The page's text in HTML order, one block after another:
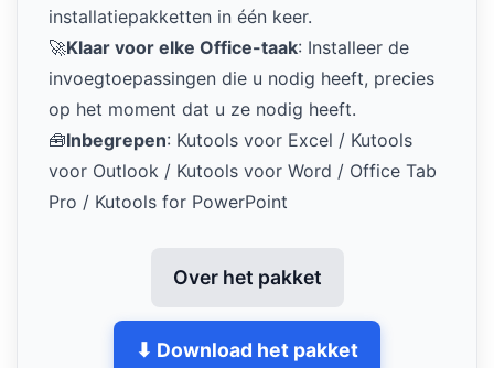
installatiepakketten in één keer.
🚀Klaar voor elke Office-taak: Installeer de
invoegtoepassingen die u nodig heeft, precies
op het moment dat u ze nodig heeft.
🧰Inbegrepen: Kutools voor Excel / Kutools
voor Outlook / Kutools voor Word / Office Tab
Pro / Kutools for PowerPoint
Over het pakket
⬇ Download het pakket